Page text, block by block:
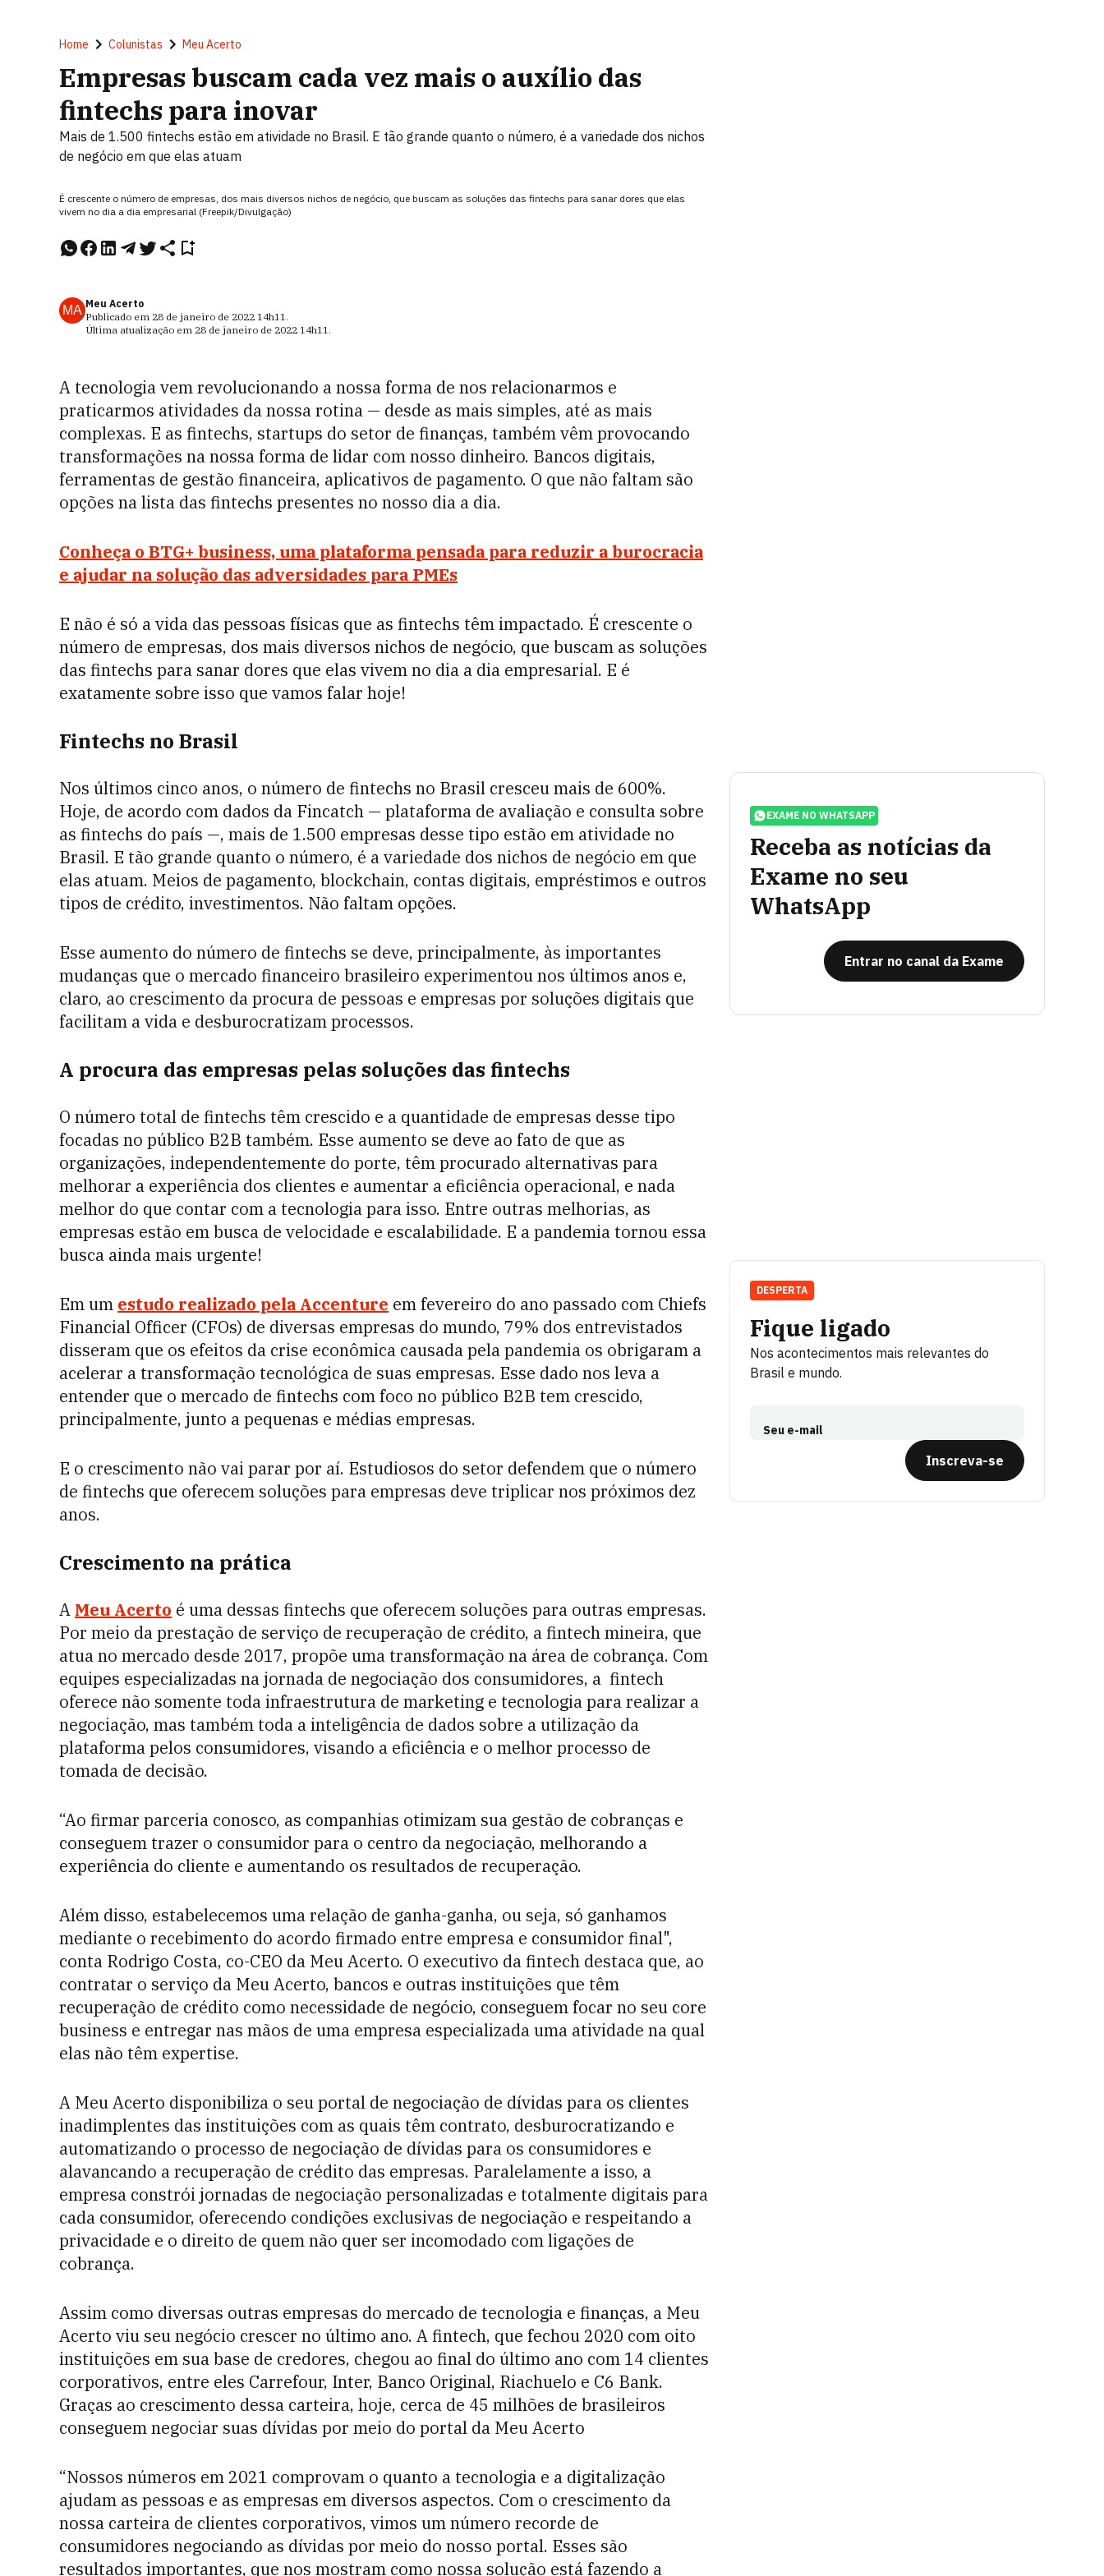
Home Colunistas Meu Acerto
Empresas buscam cada vez mais o auxílio das
fintechs para inovar
Mais de 1.500 fintechs estão em atividade no Brasil. E tão grande quanto o número, é a variedade dos nichos
de negócio em que elas atuam
É crescente o número de empresas, dos mais diversos nichos de negócio, que buscam as soluções das fintechs para sanar dores que elas
vivem no dia a dia empresarial (Freepik/Divulgação)
MA Meu Acerto
Publicado em 28 de janeiro de 2022 14h11.
Última atualização em 28 de janeiro de 2022 14h11.
A tecnologia vem revolucionando a nossa forma de nos relacionarmos e
praticarmos atividades da nossa rotina — desde as mais simples, até as mais
complexas. E as fintechs, startups do setor de finanças, também vêm provocando
transformações na nossa forma de lidar com nosso dinheiro. Bancos digitais,
ferramentas de gestão financeira, aplicativos de pagamento. O que não faltam são
opções na lista das fintechs presentes no nosso dia a dia.
Conheça o BTG+ business, uma plataforma pensada para reduzir a burocracia
e ajudar na solução das adversidades para PMEs
E não é só a vida das pessoas físicas que as fintechs têm impactado. É crescente o
número de empresas, dos mais diversos nichos de negócio, que buscam as soluções
das fintechs para sanar dores que elas vivem no dia a dia empresarial. E é
exatamente sobre isso que vamos falar hoje!
Fintechs no Brasil
Nos últimos cinco anos, o número de fintechs no Brasil cresceu mais de 600%.
Hoje, de acordo com dados da Fincatch — plataforma de avaliação e consulta sobre
as fintechs do país —, mais de 1.500 empresas desse tipo estão em atividade no
Brasil. E tão grande quanto o número, é a variedade dos nichos de negócio em que
elas atuam. Meios de pagamento, blockchain, contas digitais, empréstimos e outros
tipos de crédito, investimentos. Não faltam opções.
Esse aumento do número de fintechs se deve, principalmente, às importantes
mudanças que o mercado financeiro brasileiro experimentou nos últimos anos e,
claro, ao crescimento da procura de pessoas e empresas por soluções digitais que
facilitam a vida e desburocratizam processos.
A procura das empresas pelas soluções das fintechs
O número total de fintechs têm crescido e a quantidade de empresas desse tipo
focadas no público B2B também. Esse aumento se deve ao fato de que as
organizações, independentemente do porte, têm procurado alternativas para
melhorar a experiência dos clientes e aumentar a eficiência operacional, e nada
melhor do que contar com a tecnologia para isso. Entre outras melhorias, as
empresas estão em busca de velocidade e escalabilidade. E a pandemia tornou essa
busca ainda mais urgente!
Em um estudo realizado pela Accenture em fevereiro do ano passado com Chiefs
Financial Officer (CFOs) de diversas empresas do mundo, 79% dos entrevistados
disseram que os efeitos da crise econômica causada pela pandemia os obrigaram a
acelerar a transformação tecnológica de suas empresas. Esse dado nos leva a
entender que o mercado de fintechs com foco no público B2B tem crescido,
principalmente, junto a pequenas e médias empresas.
E o crescimento não vai parar por aí. Estudiosos do setor defendem que o número
de fintechs que oferecem soluções para empresas deve triplicar nos próximos dez
anos.
Crescimento na prática
A Meu Acerto é uma dessas fintechs que oferecem soluções para outras empresas.
Por meio da prestação de serviço de recuperação de crédito, a fintech mineira, que
atua no mercado desde 2017, propõe uma transformação na área de cobrança. Com
equipes especializadas na jornada de negociação dos consumidores, a fintech
oferece não somente toda infraestrutura de marketing e tecnologia para realizar a
negociação, mas também toda a inteligência de dados sobre a utilização da
plataforma pelos consumidores, visando a eficiência e o melhor processo de
tomada de decisão.
“Ao firmar parceria conosco, as companhias otimizam sua gestão de cobranças e
conseguem trazer o consumidor para o centro da negociação, melhorando a
experiência do cliente e aumentando os resultados de recuperação.
Além disso, estabelecemos uma relação de ganha-ganha, ou seja, só ganhamos
mediante o recebimento do acordo firmado entre empresa e consumidor final",
conta Rodrigo Costa, co-CEO da Meu Acerto. O executivo da fintech destaca que, ao
contratar o serviço da Meu Acerto, bancos e outras instituições que têm
recuperação de crédito como necessidade de negócio, conseguem focar no seu core
business e entregar nas mãos de uma empresa especializada uma atividade na qual
elas não têm expertise.
A Meu Acerto disponibiliza o seu portal de negociação de dívidas para os clientes
inadimplentes das instituições com as quais têm contrato, desburocratizando e
automatizando o processo de negociação de dívidas para os consumidores e
alavancando a recuperação de crédito das empresas. Paralelamente a isso, a
empresa constrói jornadas de negociação personalizadas e totalmente digitais para
cada consumidor, oferecendo condições exclusivas de negociação e respeitando a
privacidade e o direito de quem não quer ser incomodado com ligações de
cobrança.
Assim como diversas outras empresas do mercado de tecnologia e finanças, a Meu
Acerto viu seu negócio crescer no último ano. A fintech, que fechou 2020 com oito
instituições em sua base de credores, chegou ao final do último ano com 14 clientes
corporativos, entre eles Carrefour, Inter, Banco Original, Riachuelo e C6 Bank.
Graças ao crescimento dessa carteira, hoje, cerca de 45 milhões de brasileiros
conseguem negociar suas dívidas por meio do portal da Meu Acerto
“Nossos números em 2021 comprovam o quanto a tecnologia e a digitalização
ajudam as pessoas e as empresas em diversos aspectos. Com o crescimento da
nossa carteira de clientes corporativos, vimos um número recorde de
consumidores negociando as dívidas por meio do nosso portal. Esses são
resultados importantes, que nos mostram como nossa solução está fazendo a
EXAME NO WHATSAPP
Receba as notícias da
Exame no seu
WhatsApp
Entrar no canal da Exame
Fique ligado
Nos acontecimentos mais relevantes do
Brasil e mundo.
Seu e-mail
Inscreva-se
DESPERTA